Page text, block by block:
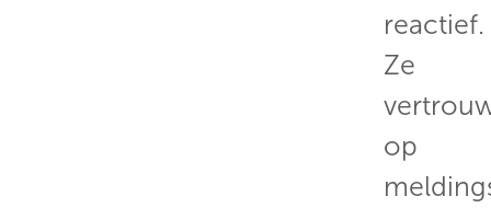
reactief.
Ze
op